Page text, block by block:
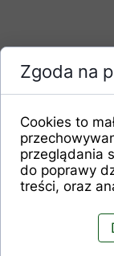
Zgoda na
Cookies to
przeglądania
do poprawy
treści, oraz